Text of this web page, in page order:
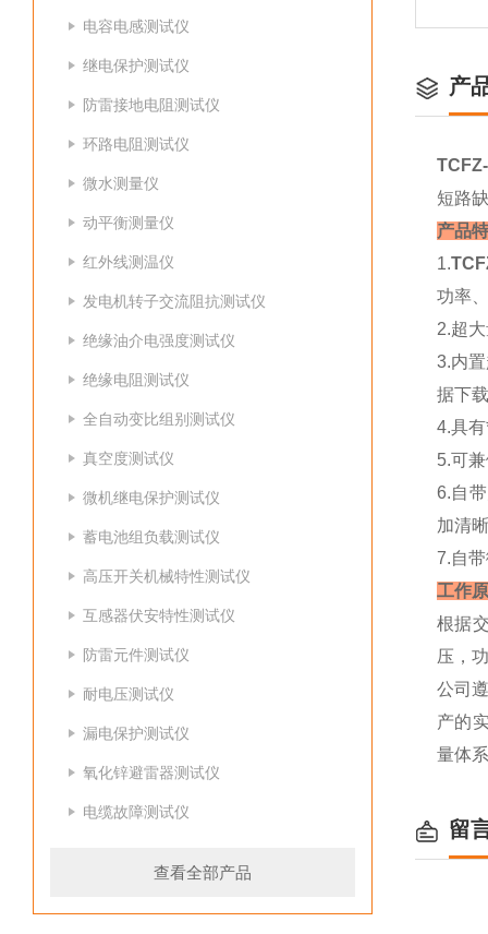
电容电感测试仪
继电保护测试仪
防雷接地电阻测试仪
环路电阻测试仪
微水测量仪
动平衡测量仪
红外线测温仪
发电机转子交流阻抗测试仪
绝缘油介电强度测试仪
绝缘电阻测试仪
全自动变比组别测试仪
真空度测试仪
微机继电保护测试仪
蓄电池组负载测试仪
高压开关机械特性测试仪
互感器伏安特性测试仪
防雷元件测试仪
耐电压测试仪
漏电保护测试仪
氧化锌避雷器测试仪
电缆故障测试仪
查看全部产品
产
短路
产品
1.
功率
2.超
3.内
据下
4.具
5.可
6.自
加清
7.自
工作
根据
压，
公司
产的
量体
留